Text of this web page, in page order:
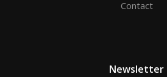
Contact
Newsletter